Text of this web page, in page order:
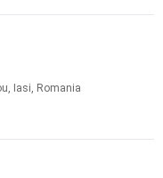
Iasi, Romania